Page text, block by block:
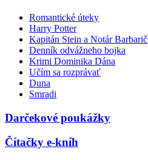
Romantické úteky
Harry Potter
Kapitán Stein a Notár Barbarič
Denník odvážneho bojka
Krimi Dominika Dána
Učím sa rozprávať
Duna
Smradi
Darčekové poukážky
Čítačky e-kníh